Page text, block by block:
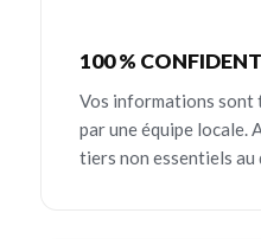
100 %
Vos informations sont
par une équipe locale.
tiers non essentiels au